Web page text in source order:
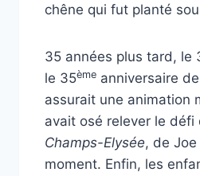
chêne qui fut planté
35 années plus tard, le
le 35ème anniversaire
assurait une animation
avait osé relever le défi
Champs-Elysée, de
moment. Enfin, les